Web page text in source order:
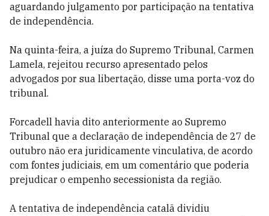
aguardando julgamento por participação na tentativa
de independência.
Na quinta-feira, a juíza do Supremo Tribunal, Carmen
Lamela, rejeitou recurso apresentado pelos
advogados por sua libertação, disse uma porta-voz do
tribunal.
Forcadell havia dito anteriormente ao Supremo
Tribunal que a declaração de independência de 27 de
outubro não era juridicamente vinculativa, de acordo
com fontes judiciais, em um comentário que poderia
prejudicar o empenho secessionista da região.
A tentativa de independência catalã dividiu